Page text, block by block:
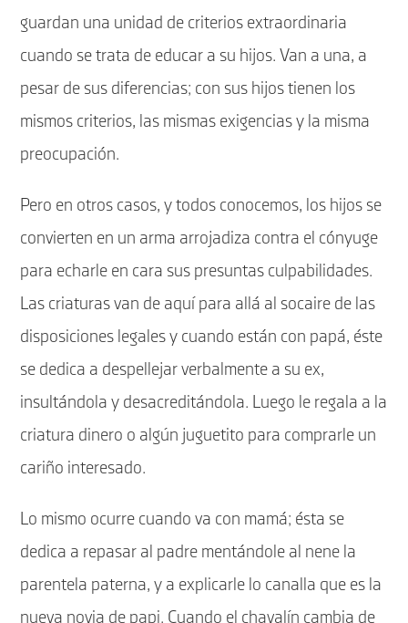
guardan una unidad de criterios extraordinaria
cuando se trata de educar a su hijos. Van a una, a
pesar de sus diferencias; con sus hijos tienen los
mismos criterios, las mismas exigencias y la misma
preocupación.
Pero en otros casos, y todos conocemos, los hijos se
convierten en un arma arrojadiza contra el cónyuge
para echarle en cara sus presuntas culpabilidades.
Las criaturas van de aquí para allá al socaire de las
disposiciones legales y cuando están con papá, éste
se dedica a despellejar verbalmente a su ex,
insultándola y desacreditándola. Luego le regala a la
criatura dinero o algún juguetito para comprarle un
cariño interesado.
Lo mismo ocurre cuando va con mamá; ésta se
dedica a repasar al padre mentándole al nene la
parentela paterna, y a explicarle lo canalla que es la
nueva novia de papi. Cuando el chavalín cambia de